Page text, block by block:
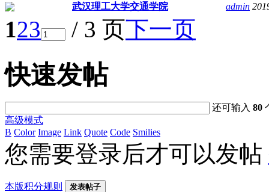
武汉理工大学交通学院
admin
123 / 3 页下一页
快速发帖
还可输入80
高级模式
B Color Image Link Quote Code Smilies
您需要登录后才可以发帖
本版积分规则 发表帖子